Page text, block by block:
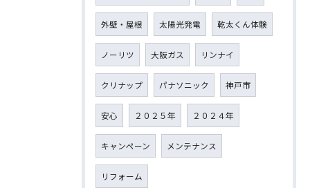
外壁・屋根 太陽光発電 乾太くん体験
ノーリツ 大阪ガス リンナイ
クリナップ パナソニック 神戸市
安心 ２０２５年 ２０２４年
キャンペーン メンテナンス
リフォーム